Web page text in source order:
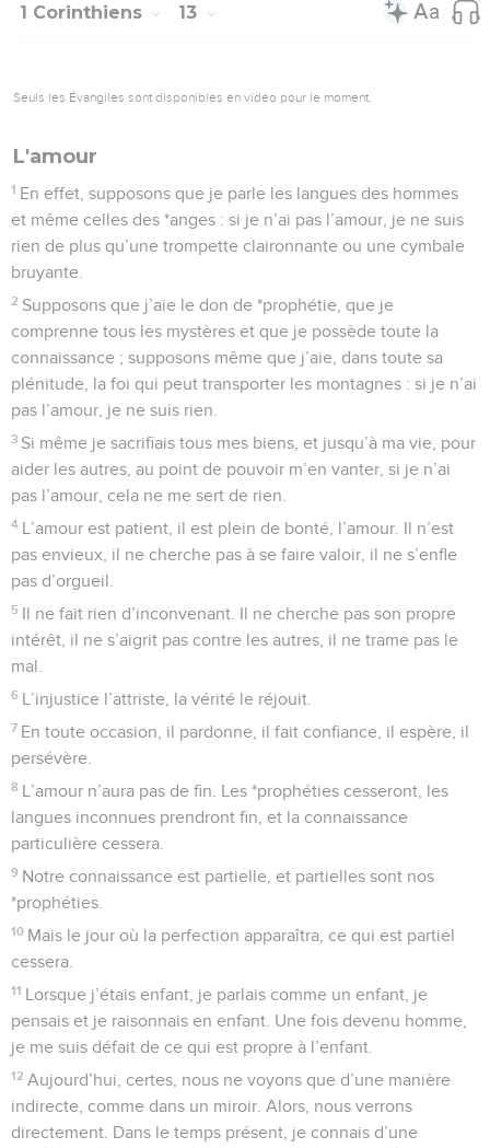
1 Corinthiens 13
Seuls les Évangiles sont disponibles en vidéo pour le moment.
L'amour
1 En effet, supposons que je parle les langues des hommes
et même celles des *anges : si je n’ai pas l’amour, je ne suis
rien de plus qu’une trompette claironnante ou une cymbale
bruyante.
2 Supposons que j’aie le don de *prophétie, que je
comprenne tous les mystères et que je possède toute la
connaissance ; supposons même que j’aie, dans toute sa
plénitude, la foi qui peut transporter les montagnes : si je n’ai
pas l’amour, je ne suis rien.
3 Si même je sacrifiais tous mes biens, et jusqu’à ma vie, pour
aider les autres, au point de pouvoir m’en vanter, si je n’ai
pas l’amour, cela ne me sert de rien.
4 L’amour est patient, il est plein de bonté, l’amour. Il n’est
pas envieux, il ne cherche pas à se faire valoir, il ne s’enfle
pas d’orgueil.
5 Il ne fait rien d’inconvenant. Il ne cherche pas son propre
intérêt, il ne s’aigrit pas contre les autres, il ne trame pas le
mal.
6 L’injustice l’attriste, la vérité le réjouit.
7 En toute occasion, il pardonne, il fait confiance, il espère, il
persévère.
8 L’amour n’aura pas de fin. Les *prophéties cesseront, les
langues inconnues prendront fin, et la connaissance
particulière cessera.
9 Notre connaissance est partielle, et partielles sont nos
*prophéties.
10 Mais le jour où la perfection apparaîtra, ce qui est partiel
cessera.
11 Lorsque j’étais enfant, je parlais comme un enfant, je
pensais et je raisonnais en enfant. Une fois devenu homme,
je me suis défait de ce qui est propre à l’enfant.
12 Aujourd’hui, certes, nous ne voyons que d’une manière
indirecte, comme dans un miroir. Alors, nous verrons
directement. Dans le temps présent, je connais d’une